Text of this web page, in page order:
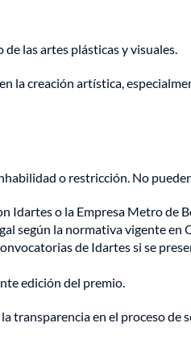
las artes plásticas y visuales.
la creación artística,
o restricción. No
Idartes o la Empresa Metro de
según la normativa vigente en
de Idartes si se
edición del premio.
transparencia en el proceso de